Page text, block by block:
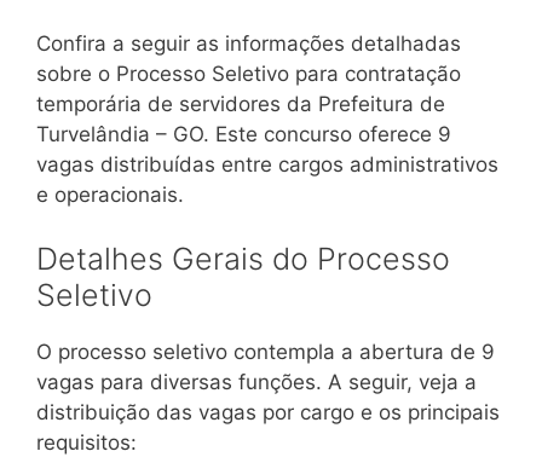
Confira a seguir as informações detalhadas
sobre o Processo Seletivo para contratação
temporária de servidores da Prefeitura de
Turvelândia – GO. Este concurso oferece 9
vagas distribuídas entre cargos administrativos
e operacionais.
Detalhes Gerais do Processo
Seletivo
O processo seletivo contempla a abertura de 9
vagas para diversas funções. A seguir, veja a
distribuição das vagas por cargo e os principais
requisitos: